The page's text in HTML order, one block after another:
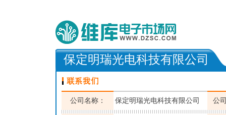
保定明瑞光电科技有限公司
公司名称： 保定明瑞光电科技有限公司 公